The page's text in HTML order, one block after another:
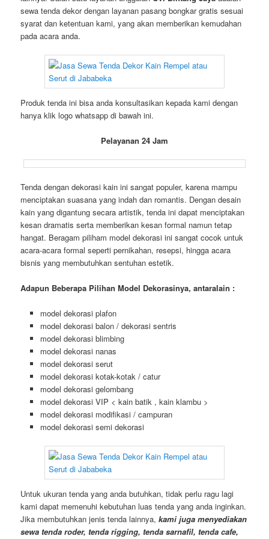
sewa tenda dekor dengan layanan pasang bongkar gratis sesuai
syarat dan ketentuan kami, yang akan memberikan kemudahan
pada acara anda.
Produk tenda ini bisa anda konsultasikan kepada kami dengan
hanya klik logo whatsapp di bawah ini.
Pelayanan 24 Jam
Tenda dengan dekorasi kain ini sangat populer, karena mampu
menciptakan suasana yang indah dan romantis. Dengan desain
kain yang digantung secara artistik, tenda ini dapat menciptakan
kesan dramatis serta memberikan kesan formal namun tetap
hangat. Beragam piliham model dekorasi ini sangat cocok untuk
acara-acara formal seperti pernikahan, resepsi, hingga acara
bisnis yang membutuhkan sentuhan estetik.
Adapun Beberapa Pilihan Model Dekorasinya, antaralain :
model dekorasi plafon
model dekorasi balon / dekorasi sentris
model dekorasi blimbing
model dekorasi nanas
model dekorasi serut
model dekorasi kotak-kotak / catur
model dekorasi gelombang
model dekorasi VIP < kain batik , kain klambu >
model dekorasi modifikasi / campuran
model dekorasi semi dekorasi
Untuk ukuran tenda yang anda butuhkan, tidak perlu ragu lagi
kami dapat memenuhi kebutuhan luas tenda yang anda inginkan.
Jika membutuhkan jenis tenda lainnya,kami juga menyediakan
sewa tenda roder, tenda rigging, tenda sarnafil, tenda cafe,